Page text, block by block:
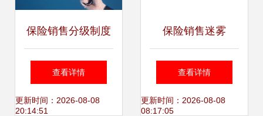
保险销售分级制度
新规解读 代理权限
与产品匹配指南
查看详情
更新时间：2026-08-08
20:14:51
保险销售迷雾
当“忽悠”成为敲门
砖，你是否曾迷失
查看详情
更新时间：2026-08-08
08:17:05